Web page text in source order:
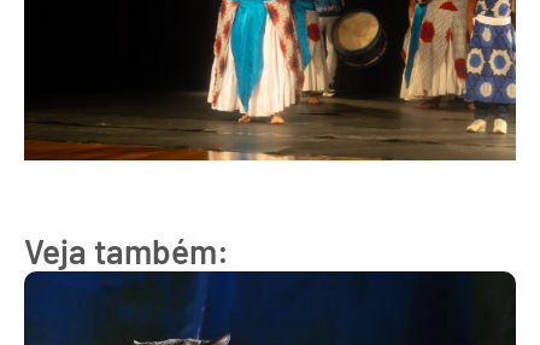
Veja também: